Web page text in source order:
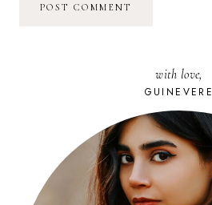
with love,
GUINEVERE